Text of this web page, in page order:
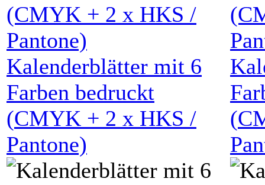
Kalenderblätter mit 6
Farben bedruckt
(CMYK + 2 x HKS /
Pantone)
(